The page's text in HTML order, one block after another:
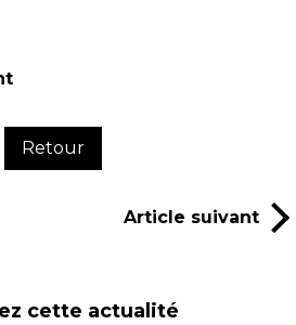
Retour
Article suivant
cette actualité